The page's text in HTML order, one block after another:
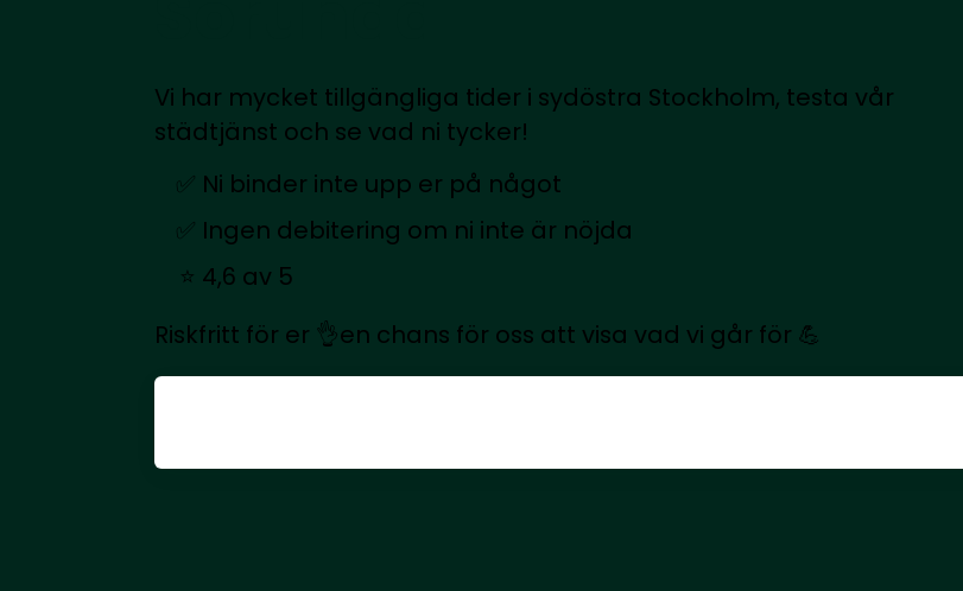
Vi har mycket tillgängliga tider i sydöstra Stockholm, testa vår
städtjänst och se vad ni tycker!
Ni binder inte upp er på något
Ingen debitering om ni inte är nöjda
4,6 av 5
Riskfritt för er 👌en chans för oss att visa vad vi går för 💪